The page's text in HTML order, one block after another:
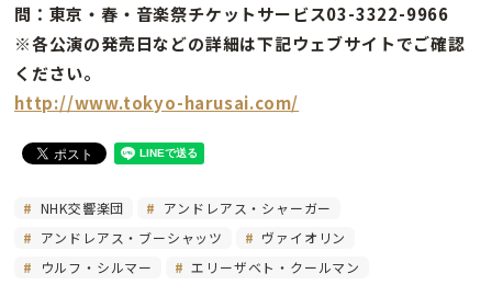
問：東京・春・音楽祭チケットサービス03-3322-9966
※各公演の発売日などの詳細は下記ウェブサイトでご確認
ください。
http://www.tokyo-harusai.com/
NHK交響楽団
アンドレアス・シャーガー
アンドレアス・ブーシャッツ
ヴァイオリン
ウルフ・シルマー
エリーザベト・クールマン